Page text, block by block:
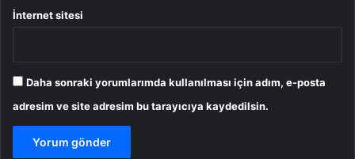
İnternet sitesi
Daha sonraki yorumlarımda kullanılması için adım, e-posta
adresim ve site adresim bu tarayıcıya kaydedilsin.